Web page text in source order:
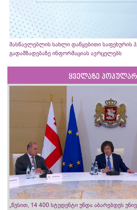
მასწავლებლის სახლი დაწყებითი საფეხურის
გადამზადებაზე ინფორმაციას ავრცელებს
ყველაზე
„წესით, 14 400 სტუდენტი უნდა აბარებდეს